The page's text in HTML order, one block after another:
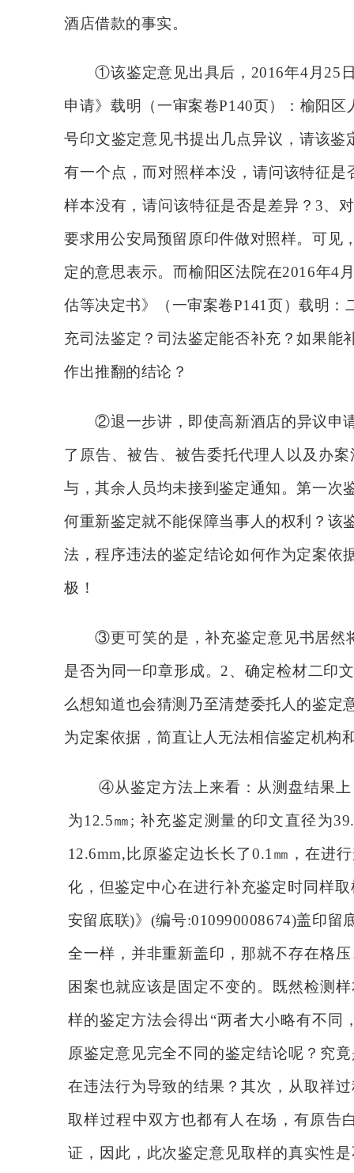
酒店借款的事实。
①该鉴定意见出具后，2016年4月25
申请》载明（一审案卷P140页）：榆阳
号印文鉴定意见书提出几点异议，请该
有一个点，而对照样本没，请问该特征
样本没有，请问该特征是否是差异？3、
要求用公安局预留原印件做对照样。可见
定的意思表示。而榆阳区法院在2016年4
估等决定书》（一审案卷P141页）载明
充司法鉴定？司法鉴定能否补充？如果能
作出推翻的结论？
②退一步讲，即使高新酒店的异议申
了原告、被告、被告委托代理人以及办
与，其余人员均未接到鉴定通知。第一次
何重新鉴定就不能保障当事人的权利？该
法，程序违法的鉴定结论如何作为定案依
极！
③更可笑的是，补充鉴定意见书居然
是否为同一印章形成。2、确定检材二印
么想知道也会猜测乃至清楚委托人的鉴定
为定案依据，简直让人无法相信鉴定机构
④从鉴定方法上来看：从测盘结果
为12.5㎜; 补充鉴定测量的印文直径为
12.6mm,比原鉴定边长长了0.1㎜，在进
化，但鉴定中心在进行补充鉴定时同样
安留底联)》(编号:010990008674)盖印留
全一样，并非重新盖印，那就不存在格
困案也就应该是固定不变的。既然检测
样的鉴定方法会得出“两者大小略有不同
原鉴定意见完全不同的鉴定结论呢？究
在违法行为导致的结果？其次，从取祥
取样过程中双方也都有人在场，有原告
证，因此，此次鉴定意见取样的真实性